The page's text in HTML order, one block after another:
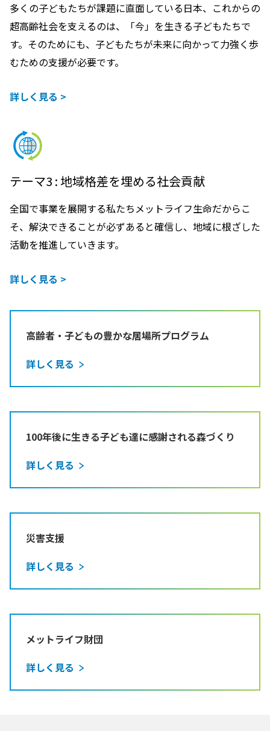
多くの子どもたちが課題に直面している日本、これからの
超高齢社会を支えるのは、「今」を生きる子どもたちで
す。そのためにも、子どもたちが未来に向かって力強く歩
むための支援が必要です。
詳しく見る >
テーマ3 : 地域格差を埋める社会貢献
全国で事業を展開する私たちメットライフ生命だからこ
そ、解決できることが必ずあると確信し、地域に根ざした
活動を推進していきます。
詳しく見る >
高齢者・子どもの豊かな居場所プログラム
詳しく見る
100年後に生きる子ども達に感謝される森づくり
詳しく見る
災害支援
詳しく見る
メットライフ財団
詳しく見る